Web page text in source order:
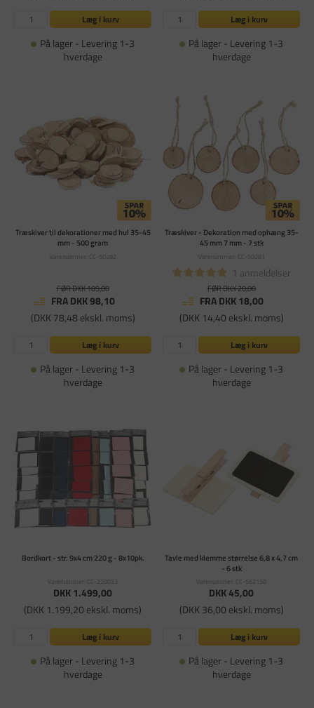
Læg i kurv
På lager - Levering 1-3
hverdage
Læg i kurv
På lager - Levering 1-3
hverdage
Træskiver til dekorationer med hul 35-45
mm - 500 gram
Varenummer: CC-50282
FØR DKK 109,00
FRA DKK 98,10
(DKK 78,48 ekskl. moms)
Læg i kurv
På lager - Levering 1-3
hverdage
Træskiver - Dekoration med ophæng 35-
45 mm 7 mm - 7 stk
Varenummer: CC-50281
1 anmeldelser
FØR DKK 20,00
FRA DKK 18,00
(DKK 14,40 ekskl. moms)
Læg i kurv
På lager - Levering 1-3
hverdage
Bordkort - str. 9x4 cm 220 g - 8x10pk.
Varenummer: CC-220023
DKK 1.499,00
(DKK 1.199,20 ekskl. moms)
Læg i kurv
På lager - Levering 1-3
hverdage
Tavle med klemme størrelse 6,8 x 4,7 cm
- 6 stk
Varenummer: CC-562150
DKK 45,00
(DKK 36,00 ekskl. moms)
Læg i kurv
På lager - Levering 1-3
hverdage